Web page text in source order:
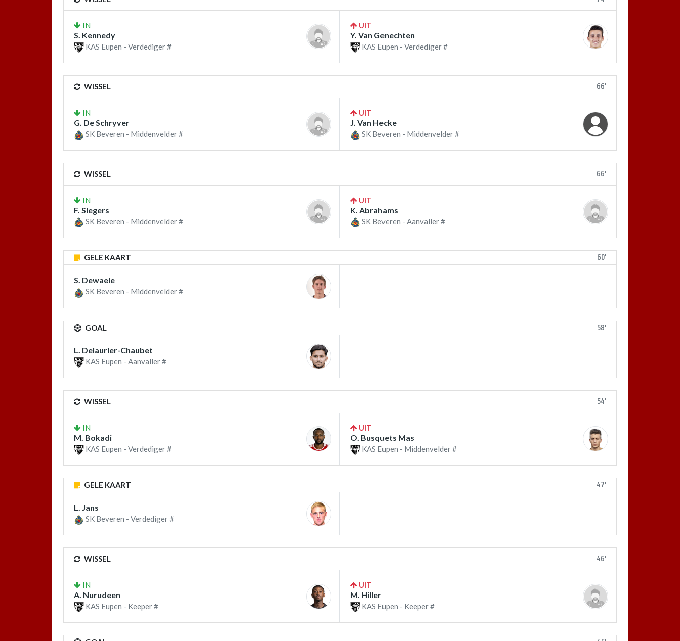
IN
S. Kennedy
KAS Eupen - Verdediger #
UIT
Y. Van Genechten
KAS Eupen - Verdediger #
WISSEL 66'
IN
G. De Schryver
SK Beveren - Middenvelder #
UIT
J. Van Hecke
SK Beveren - Middenvelder #
WISSEL 66'
IN
F. Slegers
SK Beveren - Middenvelder #
UIT
K. Abrahams
SK Beveren - Aanvaller #
GELE KAART 60'
S. Dewaele
SK Beveren - Middenvelder #
GOAL 58'
L. Delaurier-Chaubet
KAS Eupen - Aanvaller #
WISSEL 54'
IN
M. Bokadi
KAS Eupen - Verdediger #
UIT
O. Busquets Mas
KAS Eupen - Middenvelder #
GELE KAART 47'
L. Jans
SK Beveren - Verdediger #
WISSEL 46'
IN
A. Nurudeen
KAS Eupen - Keeper #
UIT
M. Hiller
KAS Eupen - Keeper #